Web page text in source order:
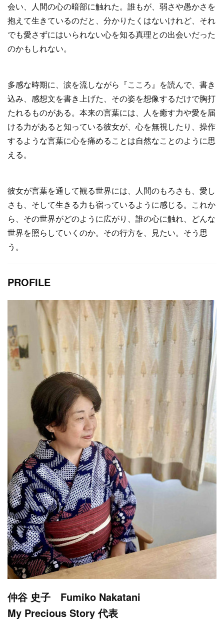
会い、人間の心の暗部に触れた。誰もが、弱さや愚かさを
抱えて生きているのだと、分かりたくはないけれど、それ
でも愛さずにはいられない心を知る真理との出会いだった
のかもしれない。
多感な時期に、涙を流しながら『こころ』を読んで、書き
込み、感想文を書き上げた、その姿を想像するだけで胸打
たれるものがある。本来の言葉には、人を癒す力や愛を届
ける力があると知っている彼女が、心を無視したり、操作
するような言葉に心を痛めることは自然なことのように思
える。
彼女が言葉を通して観る世界には、人間のもろさも、愛し
さも、そして生きる力も宿っているように感じる。これか
ら、その世界がどのように広がり、誰の心に触れ、どんな
世界を照らしていくのか。その行方を、見たい。そう思
う。
PROFILE
仲谷 史子 Fumiko Nakatani
My Precious Story 代表